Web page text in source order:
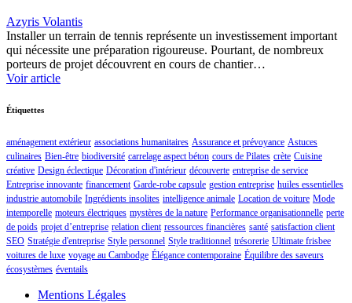
Azyris Volantis
Installer un terrain de tennis représente un investissement important
qui nécessite une préparation rigoureuse. Pourtant, de nombreux
porteurs de projet découvrent en cours de chantier…
Voir article
Étiquettes
aménagement extérieur associations humanitaires Assurance et prévoyance Astuces
culinaires Bien-être biodiversité carrelage aspect béton cours de Pilates crète Cuisine
créative Design éclectique Décoration d'intérieur découverte entreprise de service
Entreprise innovante financement Garde-robe capsule gestion entreprise huiles essentielles
industrie automobile Ingrédients insolites intelligence animale Location de voiture Mode
intemporelle moteurs électriques mystères de la nature Performance organisationnelle perte
de poids projet d’entreprise relation client ressources financières santé satisfaction client
SEO Stratégie d'entreprise Style personnel Style traditionnel trésorerie Ultimate frisbee
voitures de luxe voyage au Cambodge Élégance contemporaine Équilibre des saveurs
écosystèmes éventails
Mentions Légales